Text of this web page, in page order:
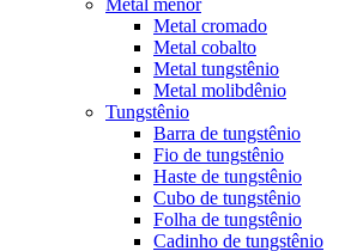
Metal menor
Metal cromado
Metal cobalto
Metal tungstênio
Metal molibdênio
Tungstênio
Barra de tungstênio
Fio de tungstênio
Haste de tungstênio
Cubo de tungstênio
Folha de tungstênio
Cadinho de tungstênio